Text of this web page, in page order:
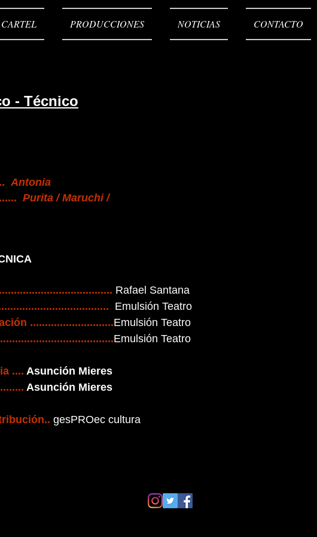
PRODUCCIONES NOTICIAS CONTACTO
- Técnico
Antonia
Purita / Maruchi /
Rafael Santana
Emulsión Teatro
............................Emulsión Teatro
Emulsión Teatro
.... Asunción Mieres
Asunción Mieres
gesPROec cultura